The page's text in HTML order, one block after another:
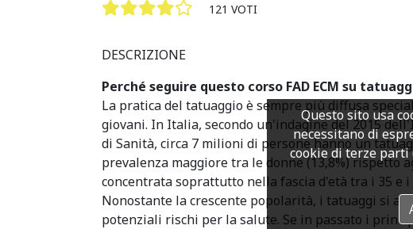
121 VOTI
DESCRIZIONE
Perché seguire questo corso FAD ECM su
La pratica del tatuaggio è sempre più diffusa
giovani. In Italia, secondo un'indagine del 2015
di Sanità, circa 7 milioni di persone hanno un
prevalenza maggiore tra le donne (13,8%) rispetto
concentrata soprattutto nella fascia d'età tra i 35 e i
Nonostante la crescente popolarità, i tatuaggi si
potenziali rischi per la salute. Se in passato i
Questo sito usa
necessitano di
cookie di terze